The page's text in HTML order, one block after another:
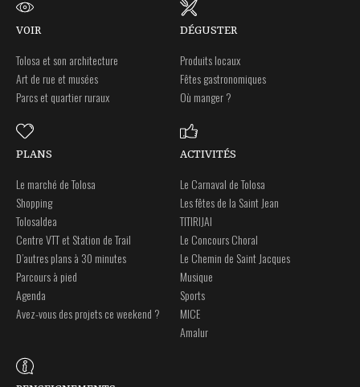
VOIR
Tolosa et son architecture
Art de rue et musées
Parcs et quartier ruraux
DÉGUSTER
Produits locaux
Fêtes gastronomiques
Où manger ?
PLANS
Le marché de Tolosa
Shopping
Tolosaldea
Centre VTT et Station de Trail
D’autres plans à 30 minutes
Parcours à pied
Agenda
Avez-vous des projets ce weekend ?
ACTIVITÉS
Le Carnaval de Tolosa
Les fêtes de la Saint Jean
TITIRIJAI
Le Concours Choral
Le Chemin de Saint Jacques
Musique
Sports
MICE
Amalur